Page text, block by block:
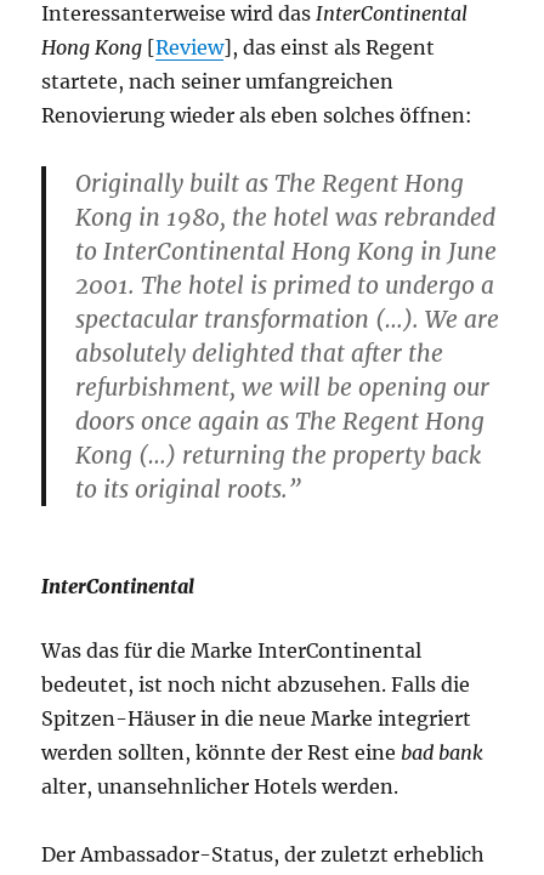
Interessanterweise wird dasInterContinental
Hong Kong [Review], das einst als Regent
startete, nach seiner umfangreichen
Renovierung wieder als eben solches öffnen:
Originally built as The Regent Hong
Kong in 1980, the hotel was rebranded
to InterContinental Hong Kong in June
2001. The hotel is primed to undergo a
spectacular transformation (…). We are
absolutely delighted that after the
refurbishment, we will be opening our
doors once again as The Regent Hong
Kong (…) returning the property back
to its original roots.”
InterContinental
Was das für die Marke InterContinental
bedeutet, ist noch nicht abzusehen. Falls die
Spitzen-Häuser in die neue Marke integriert
werden sollten, könnte der Rest eine bad bank
alter, unansehnlicher Hotels werden.
Der Ambassador-Status, der zuletzt erheblich